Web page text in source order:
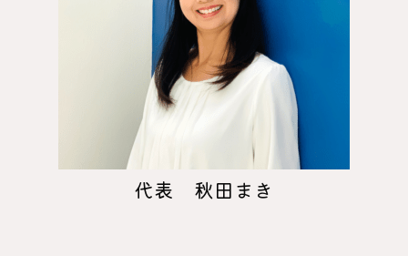
代表 秋田まき